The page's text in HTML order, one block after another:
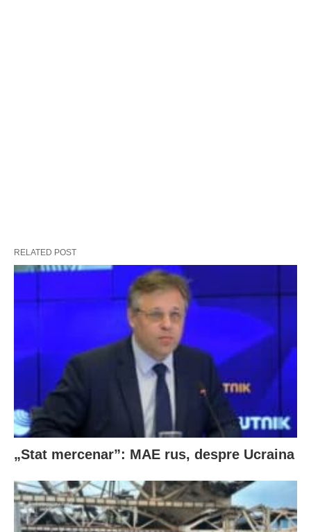
RELATED POST
„Stat mercenar”: MAE rus, despre Ucraina